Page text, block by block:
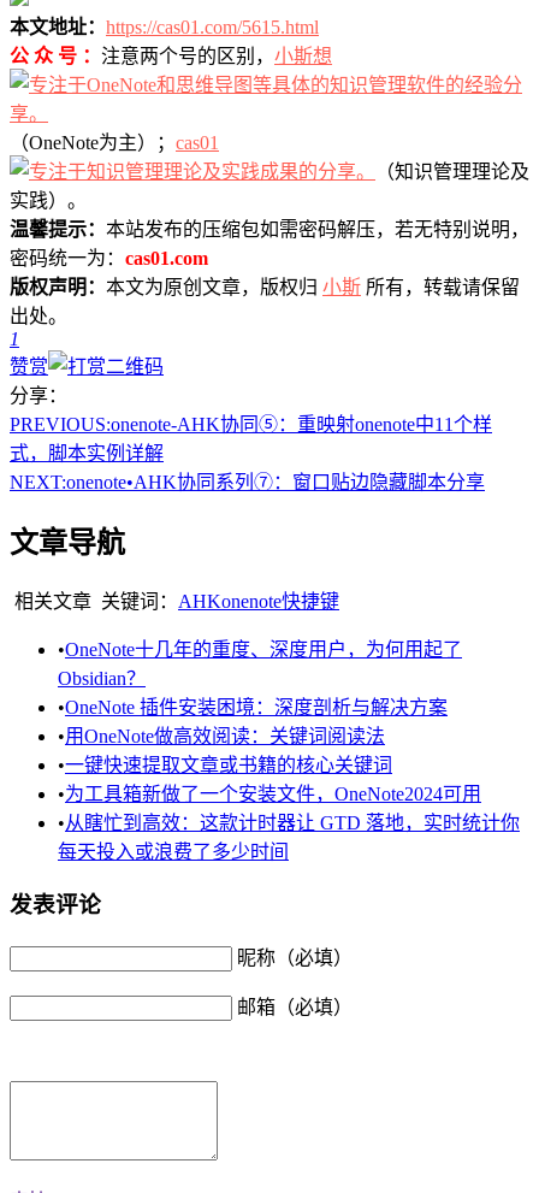
本文地址： https://cas01.com/5615.html
公 众 号 ： 注意两个号的区别， 小斯想
（OneNote为主）； cas01
（知识管理理论及
实践）。
温馨提示： 本站发布的压缩包如需密码解压，若无特别说明，
密码统一为： cas01.com
版权声明： 本文为原创文章，版权归 小斯 所有，转载请保留
出处。
1
赞赏
分享：
PREVIOUS:onenote-AHK协同⑤：重映射onenote中11个样
式，脚本实例详解
NEXT:onenote•AHK协同系列⑦：窗口贴边隐藏脚本分享
文章导航
相关文章 关键词： AHKonenote快捷键
•OneNote十几年的重度、深度用户，为何用起了
Obsidian？
•OneNote 插件安装困境：深度剖析与解决方案
•用OneNote做高效阅读：关键词阅读法
•一键快速提取文章或书籍的核心关键词
•为工具箱新做了一个安装文件，OneNote2024可用
•从瞎忙到高效：这款计时器让 GTD 落地，实时统计你
每天投入或浪费了多少时间
发表评论
昵称（必填）
邮箱（必填）